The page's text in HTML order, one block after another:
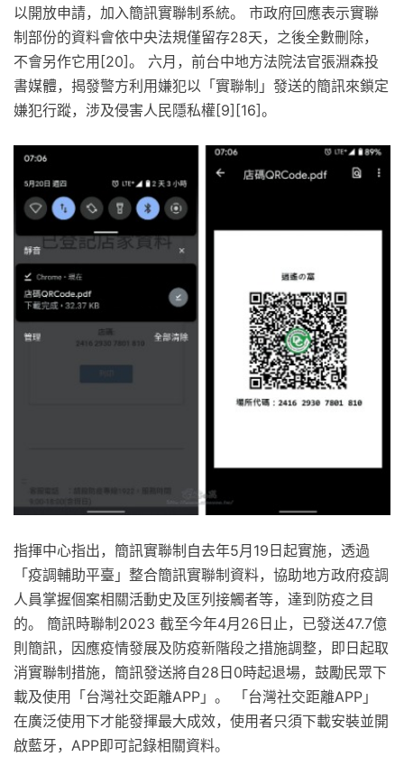
以開放申請，加入簡訊實聯制系統。 市政府回應表示實聯
制部份的資料會依中央法規僅留存28天，之後全數刪除，
不會另作它用[20]。 六月，前台中地方法院法官張淵森投
書媒體，揭發警方利用嫌犯以「實聯制」發送的簡訊來鎖定
嫌犯行蹤，涉及侵害人民隱私權[9][16]。
指揮中心指出，簡訊實聯制自去年5月19日起實施，透過
「疫調輔助平臺」整合簡訊實聯制資料，協助地方政府疫調
人員掌握個案相關活動史及匡列接觸者等，達到防疫之目
的。 簡訊時聯制2023 截至今年4月26日止，已發送47.7億
則簡訊，因應疫情發展及防疫新階段之措施調整，即日起取
消實聯制措施，簡訊發送將自28日0時起退場，鼓勵民眾下
載及使用「台灣社交距離APP」。 「台灣社交距離APP」
在廣泛使用下才能發揮最大成效，使用者只須下載安裝並開
啟藍牙，APP即可記錄相關資料。